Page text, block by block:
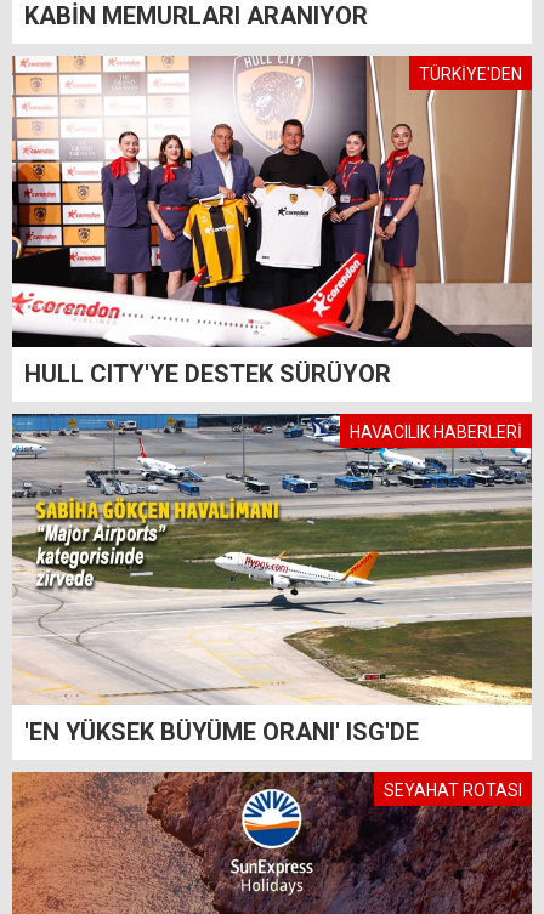
KABİN MEMURLARI ARANIYOR
TÜRKİYE'DEN
HULL CITY'YE DESTEK SÜRÜYOR
HAVACILIK HABERLERİ
'EN YÜKSEK BÜYÜME ORANI' ISG'DE
SEYAHAT ROTASI